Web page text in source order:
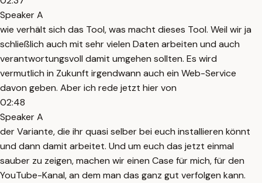
Speaker A
wie verhält sich das Tool, was macht dieses Tool. Weil wir ja
schließlich auch mit sehr vielen Daten arbeiten und auch
verantwortungsvoll damit umgehen sollten. Es wird
vermutlich in Zukunft irgendwann auch ein Web-Service
davon geben. Aber ich rede jetzt hier von
02:48
Speaker A
der Variante, die ihr quasi selber bei euch installieren könnt
und dann damit arbeitet. Und um euch das jetzt einmal
sauber zu zeigen, machen wir einen Case für mich, für den
YouTube-Kanal, an dem man das ganz gut verfolgen kann.